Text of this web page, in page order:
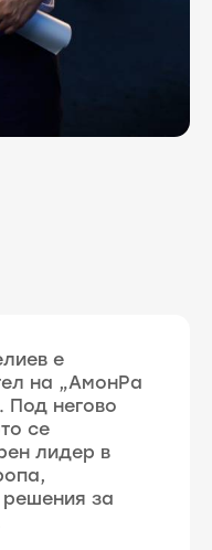
е
на „АмонРа
Под негово
се
лидер в
за